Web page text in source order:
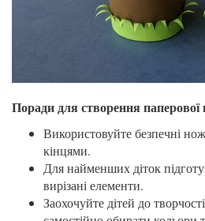
Поради для створення паперової
Використовуйте безпечні
кінцями.
Для найменших діток
вирізані елементи.
Заохочуйте дітей до